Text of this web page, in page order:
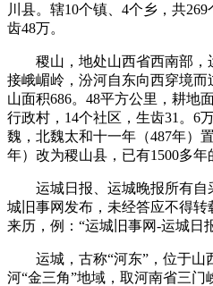
川县。辖10个镇、4个乡，共
齿48万。
稷山，地处山西省西南部，
接峨嵋岭，汾河自东向西穿境
山面积686。48平方公里，耕地
行政村，14个社区，生齿31。6
魏，北魏太和十一年（487年）
年）改为稷山县，已有1500多年
运城日报、运城晚报所有自
城旧事网发布，未经答应不得
来历，例：“运城旧事网-运城日报
运城，古称“河东”，位于山
河“金三角”地域，取河南省三